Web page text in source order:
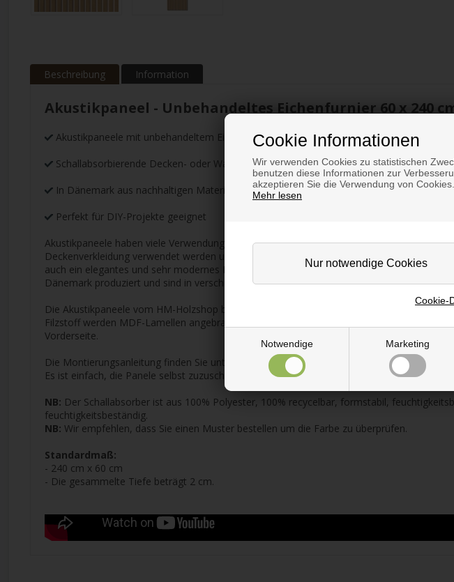
Cookie Informationen
Wir verwenden Cookies zu statistischen
benutzen diese Informationen zur
akzeptieren Sie die Verwendung von Cookies.
Mehr lesen
Notwendige Marketing
Cookie-
Beschreibung Information
Akustikpaneel - Unbehandeltes Eichenfurnier 60 x 240
Akustikpaneele mit unbehandeltem Eichenfurnier mit weißem Filz
Schallabsorbierende Decken- oder Wandverkleidung
In Dänemark aus nachhaltigen Materialien hergestellt
Perfekt für DIY-Projekte geeignet
Akustikpaneele haben viele Verwendungszwecke, aber der Hauptzweck ist es, Lärm zu
Deckenverkleidung verwendet werden und vorteilhafterweise in Zonen aufgeteilt
auch ein elegantes und sehr modernes Einrichtungselement, das für eine gemütliche
Dänemark produziert und sind in verschiedenen Holzarten und mit verschiedenen
Die Akustikpaneele vom HM-Holzshop bestehen aus einem 9 mm Polyester-Absorber,
Filzstoff werden MDF-Lamellen angebracht. Die Lamellen sind ca. 11 mm tief und 27
Vorderseite.
Die Montierungsanleitung finden Sie unter den Informationen.
Es ist einfach, die Panele selbst zuzuschneiden. Nutzen Sie normales Werkzeug für die
NB: Der Schallabsorber ist aus 100% Polyester, 100% recycelbar, formstabil,
feuchtigkeitsbeständig.
NB: Wir empfehlen, dass Sie einen Muster bestellen um die Farbe zu überprüfen.
Standardmaß:
- 240 cm x 60 cm
- Die gesammelte Tiefe beträgt 2 cm.